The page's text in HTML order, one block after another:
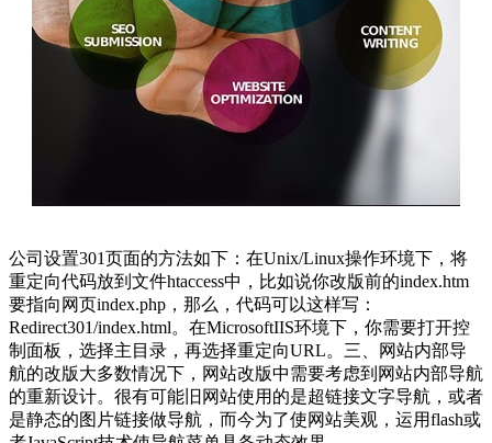
公司设置301页面的方法如下：在Unix/Linux操作环境下，将
重定向代码放到文件htaccess中，比如说你改版前的index.htm
要指向网页index.php，那么，代码可以这样写：
Redirect301/index.html。在MicrosoftIIS环境下，你需要打开控
制面板，选择主目录，再选择重定向URL。三、网站内部导
航的改版大多数情况下，网站改版中需要考虑到网站内部导航
的重新设计。很有可能旧网站使用的是超链接文字导航，或者
是静态的图片链接做导航，而今为了使网站美观，运用flash或